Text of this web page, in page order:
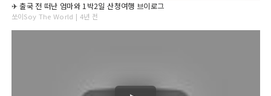
✈ 출국 전 떠난 엄마와 1박2일 산청여행 브이로그
쏘이Soy The World | 4년 전